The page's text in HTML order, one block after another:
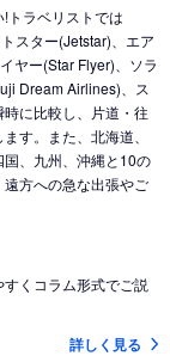
トラベリストでは
スター(Jetstar)、エア
ヤー(Star Flyer)、ソラ
Dream Airlines)、ス
に比較し、片道・往
す。また、北海道、
、九州、沖縄と10の
方への急な出張やご
くコラム形式でご説
詳しく見る